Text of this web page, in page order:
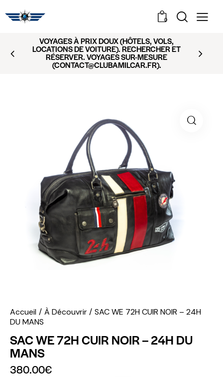
0
VOYAGES À PRIX DOUX (HÔTELS, VOLS,
LOCATIONS DE VOITURE). RECHERCHER ET
RÉSERVER. VOYAGES SUR-MESURE
(CONTACT@CLUBAMILCAR.FR).
Accueil À Découvrir
SAC WE 72H CUIR NOIR – 24H
DU MANS
SAC WE 72H CUIR NOIR – 24H DU
MANS
380.00€